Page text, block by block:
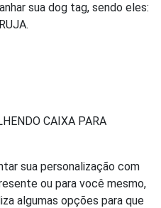
sua dog tag, sendo eles:
CAIXA PARA
sua personalização com
ou para você mesmo,
algumas opções para que